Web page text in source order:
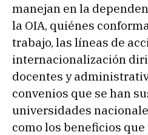
manejan en la
la OIA, quiénes
trabajo, las líneas de
internacionalización
docentes y
convenios que se han
universidades
como los beneficios